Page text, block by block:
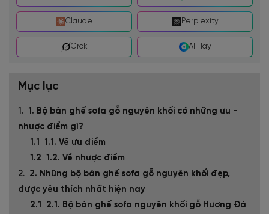
Claude Perplexity
Grok AI Hay
Mục lục
1. Bộ bàn ghế sofa gỗ nguyên khối có những ưu -
nhược điểm gì?
1.1. Về ưu điểm
1.2. Về nhược điểm
2. Những bộ bàn ghế sofa gỗ nguyên khối đẹp,
được yêu thích nhất hiện nay
2.1. Bộ bàn ghế sofa nguyên khối gỗ Hương Đá